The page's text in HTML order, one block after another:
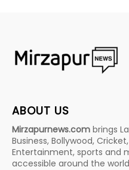
ABOUT US
Mirzapurnews.com brings
Business, Bollywood,
Entertainment, sports and
accessible around the